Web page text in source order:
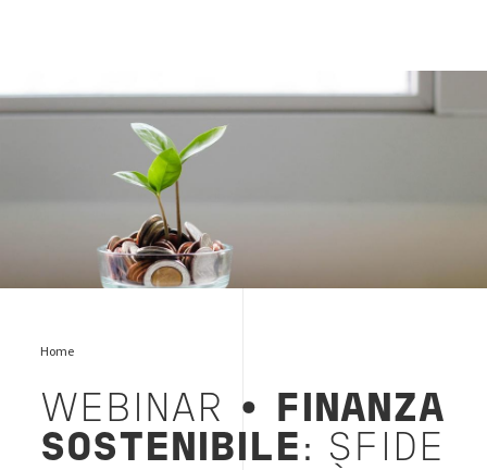
Home
WEBINAR •
FINANZA
SOSTENIBILE : SFIDE